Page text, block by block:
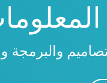
والبرمجة